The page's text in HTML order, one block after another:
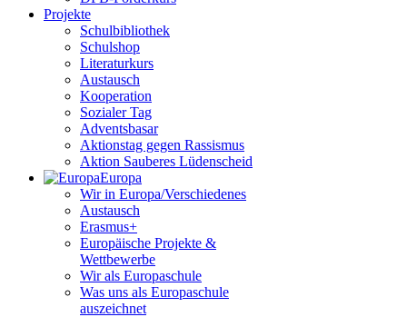
Projekte
Schulbibliothek
Schulshop
Literaturkurs
Austausch
Kooperation
Sozialer Tag
Adventsbasar
Aktionstag gegen Rassismus
Aktion Sauberes Lüdenscheid
Europa
Wir in Europa/Verschiedenes
Austausch
Erasmus+
Europäische Projekte &
Wettbewerbe
Wir als Europaschule
Was uns als Europaschule
auszeichnet